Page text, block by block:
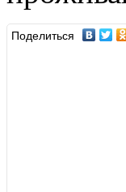
Поделиться